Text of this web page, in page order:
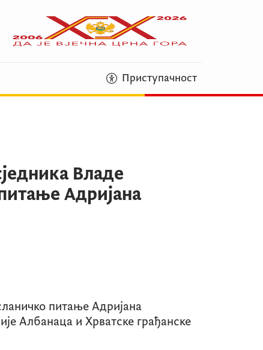
Приступачност
Владе
Адријана
питање Адријана
Албанаца и Хрватске грађанске